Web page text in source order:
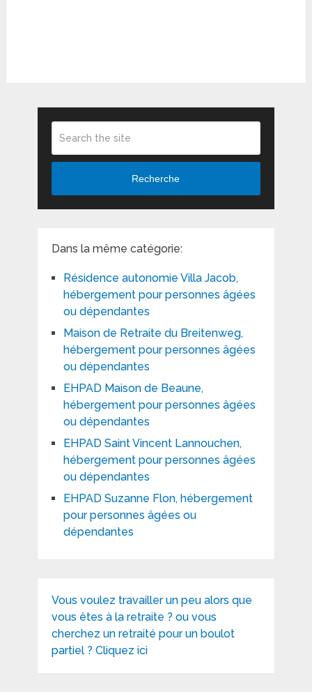
Recherche
Dans la même catégorie:
Résidence autonomie Villa Jacob,
hébergement pour personnes âgées
ou dépendantes
Maison de Retraite du Breitenweg,
hébergement pour personnes âgées
ou dépendantes
EHPAD Maison de Beaune,
hébergement pour personnes âgées
ou dépendantes
EHPAD Saint Vincent Lannouchen,
hébergement pour personnes âgées
ou dépendantes
EHPAD Suzanne Flon, hébergement
pour personnes âgées ou
dépendantes
Vous voulez travailler un peu alors que
vous êtes à la retraite ? ou vous
cherchez un retraité pour un boulot
partiel ? Cliquez ici